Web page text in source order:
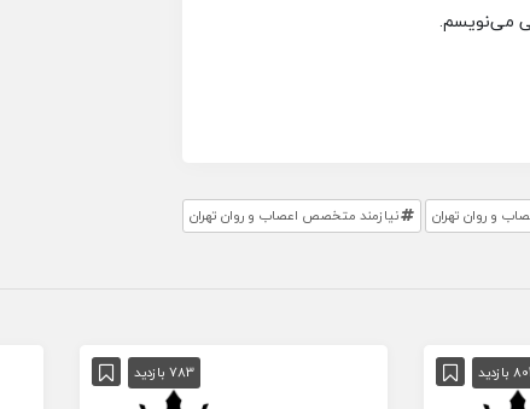
می‌نویسم.
و روان تهران نیازمند متخصص اعصاب و روان تهران
783 بازدید